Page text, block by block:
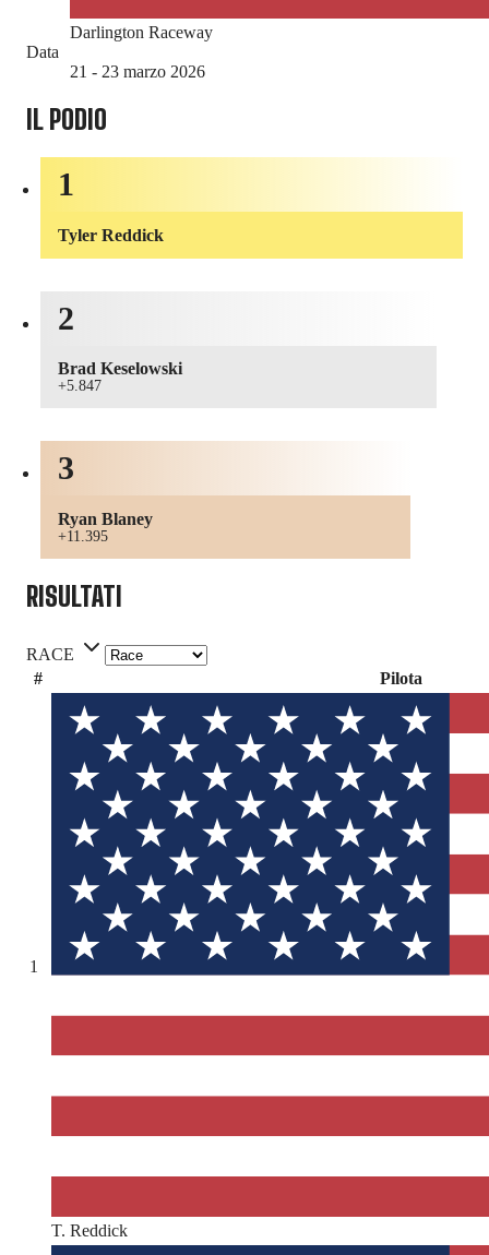
Darlington Raceway
Data
21 - 23 marzo 2026
IL PODIO
1
Tyler Reddick
2
Brad Keselowski
+5.847
3
Ryan Blaney
+11.395
RISULTATI
RACE
#
Pilota
1
T. Reddick